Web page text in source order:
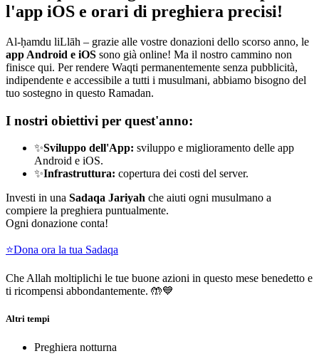
l'app iOS e orari di preghiera precisi!
Al-ḥamdu liLlāh – grazie alle vostre donazioni dello scorso anno, le
app Android e iOS sono già online! Ma il nostro cammino non
finisce qui. Per rendere Waqti permanentemente senza pubblicità,
indipendente e accessibile a tutti i musulmani, abbiamo bisogno del
tuo sostegno in questo Ramadan.
I nostri obiettivi per quest'anno:
✨Sviluppo dell'App: sviluppo e miglioramento delle app
Android e iOS.
✨Infrastruttura: copertura dei costi del server.
Investi in una Sadaqa Jariyah che aiuti ogni musulmano a
compiere la preghiera puntualmente.
Ogni donazione conta!
⭐Dona ora la tua Sadaqa
Che Allah moltiplichi le tue buone azioni in questo mese benedetto e
ti ricompensi abbondantemente. 🤲💙
Altri tempi
Preghiera notturna